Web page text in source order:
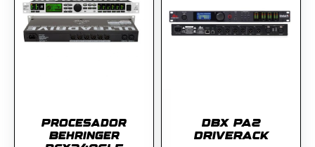
Procesador
Behringer
DBX PA2
DRIVERACK